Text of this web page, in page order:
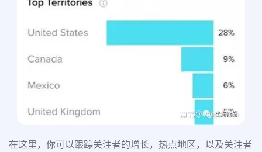
在这里，你可以跟踪关注者的增长，热点地区，以及关注者